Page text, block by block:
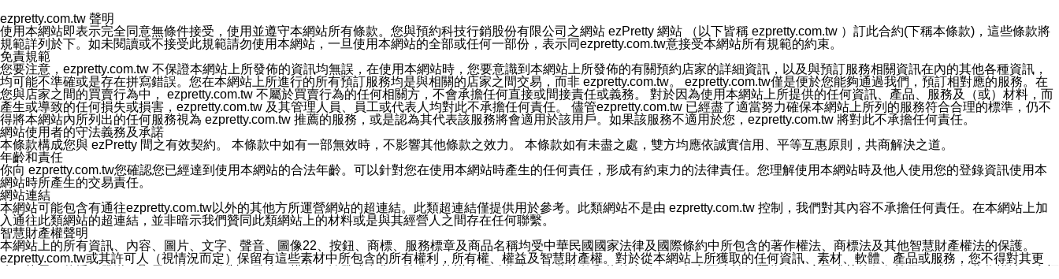
您同意本公司網站，透過您所提供的郵件地址與您取得聯絡並傳送或宣傳本網站各項服務之資料或電子郵件供您參考。您能依照該資料或電子郵件所指示之方法、說明或功能連結，隨時
停止接收這些資料或電子郵件。
十五、訊息通知
本公司/本服務將以通知型訊息傳送重要訊息給您。即使未加入本公司/本服務好友，您仍可接收到通知型訊息。
本公司/本服務傳送之通知型訊息以對您有效且重要的訊息為限，以廣告或其他目的的訊息皆不會被傳送。滿足以下三個條件者，將可收到通知型訊息。
1.LINE 帳號設定的電話號碼與本公司/本服務所傳來的電話號碼比對相符。
2.該 LINE 帳號已在 LINE APP 設定中，同意接收通知型訊息。
3.LINE 帳號未封鎖傳送訊息之 LINE 官方帳號。
欲變更通知型訊息的設定，操作如下：
1.點選「主頁」＞「設定」
2.點選「隱私設定」
3.點選「提供使用資料」
4.點選「LINE通知型訊息」
5.開關「接收LINE通知型訊息」
❗️關閉「接收通知型訊息」後，將不會接收到來自任何企業官方帳號或認證官方帳號的通知型訊息。
ezpretty.com.tw 聲明
使用本網站即表示完全同意無條件接受，使用並遵守本網站所有條款。您與預約科技行銷股份有限公司之網站 ezPretty 網站 （以下皆稱 ezpretty.com.tw ）訂此合約(下稱本條款)，這些條款將
規範詳列於下。如未閱讀或不接受此規範請勿使用本網站，一旦使用本網站的全部或任何一部份，表示同ezpretty.com.tw意接受本網站所有規範的約束。
免責規範
您要注意，ezpretty.com.tw 不保證本網站上所發佈的資訊均無誤，在使用本網站時，您要意識到本網站上所發佈的有關預約店家的詳細資訊，以及與預訂服務相關資訊在內的其他各種資訊，
均可能不準確或是存在拼寫錯誤。您在本網站上所進行的所有預訂服務均是與相關的店家之間交易，而非 ezpretty.com.tw。 ezpretty.com.tw僅是便於您能夠通過我們，預訂相對應的服務。在
您與店家之間的買賣行為中， ezpretty.com.tw 不屬於買賣行為的任何相關方，不會承擔任何直接或間接責任或義務。 對於因為使用本網站上所提供的任何資訊、產品、服務及（或）材料，而
產生或導致的任何損失或損害，ezpretty.com.tw 及其管理人員、員工或代表人均對此不承擔任何責任。 儘管ezpretty.com.tw 已經盡了適當努力確保本網站上所列的服務符合合理的標準，仍不
得將本網站內所列出的任何服務視為 ezpretty.com.tw 推薦的服務，或是認為其代表該服務將會適用於該用戶。如果該服務不適用於您，ezpretty.com.tw 將對此不承擔任何責任。
網站使用者的守法義務及承諾
本條款構成您與 ezPretty 間之有效契約。 本條款中如有一部無效時，不影響其他條款之效力。 本條款如有未盡之處，雙方均應依誠實信用、平等互惠原則，共商解決之道。
年齡和責任
你向 ezpretty.com.tw您確認您已經達到使用本網站的合法年齡。可以針對您在使用本網站時產生的任何責任，形成有約束力的法律責任。您理解使用本網站時及他人使用您的登錄資訊使用本
網站時所產生的交易責任。
網站連結
本網站可能包含有通往ezpretty.com.tw以外的其他方所運營網站的超連結。此類超連結僅提供用於參考。此類網站不是由 ezpretty.com.tw 控制，我們對其內容不承擔任何責任。在本網站上加
入通往此類網站的超連結，並非暗示我們贊同此類網站上的材料或是與其經營人之間存在任何聯繫。
智慧財產權聲明
本網站上的所有資訊、內容、圖片、文字、聲音、圖像22、按鈕、商標、服務標章及商品名稱均受中華民國國家法律及國際條約中所包含的著作權法、商標法及其他智慧財產權法的保護。
ezpretty.com.tw或其許可人（視情況而定）保留有這些素材中所包含的所有權利，所有權、權益及智慧財產權。對於從本網站上所獲取的任何資訊、素材、軟體、產品或服務，您不得對其更